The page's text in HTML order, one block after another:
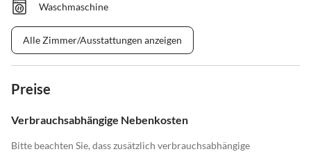
Waschmaschine
Alle Zimmer/Ausstattungen anzeigen
Preise
Verbrauchsabhängige Nebenkosten
Bitte beachten Sie, dass zusätzlich verbrauchsabhängige